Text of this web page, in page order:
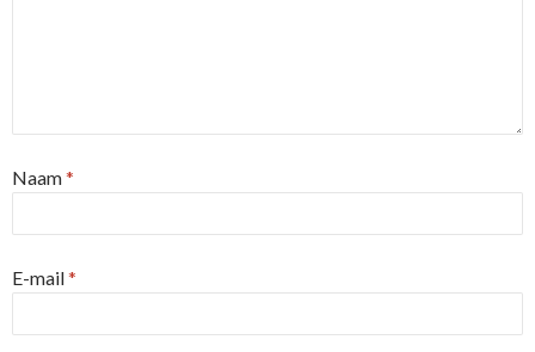
Naam*
E-mail*